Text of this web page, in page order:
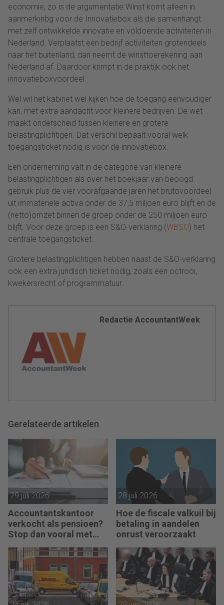
economie, zo is de argumentatie.Winst komt alleen in
aanmerkinbg voor de Innovatiebox als die samenhangt
met zelf ontwikkelde innovatie en voldoende activiteiten in
Nederland. Verplaatst een bedrijf activiteiten grotendeels
naar het buitenland, dan neemt de winsttoerekening aan
Nederland af. Daardoor krimpt in de praktijk ook het
innovatieboxvoordeel.
Wel wil het kabinet wel kijken hoe de toegang eenvoudiger
kan, met extra aandacht voor kleinere bedrijven. De wet
maakt onderscheid tussen kleinere en grotere
belastingplichtigen. Dat verschil bepaalt vooral welk
toegangsticket nodig is voor de innovatiebox.
Een onderneming valt in de categorie van kleinere
belastingplichtigen als over het boekjaar van beoogd
gebruik plus de vier voorafgaande jaren het brutovoordeel
uit immateriële activa onder de 37,5 miljoen euro blijft en de
(netto)omzet binnen de groep onder de 250 miljoen euro
blijft. Voor deze groep is een S&O-verklaring (WBSO) het
centrale toegangsticket.
Grotere belastingplichtigen hebben naast de S&O-verklaring
ook een extra juridisch ticket nodig, zoals een octrooi,
kwekersrecht of programmatuur.
Redactie AccountantWeek
Gerelateerde artikelen
29 juli 2026
Accountantskantoor
verkocht als pensioen?
Stop dan vooral met
werken
28 juli 2026
Hoe de fiscale valkuil bij
betaling in aandelen
onrust veroorzaakt